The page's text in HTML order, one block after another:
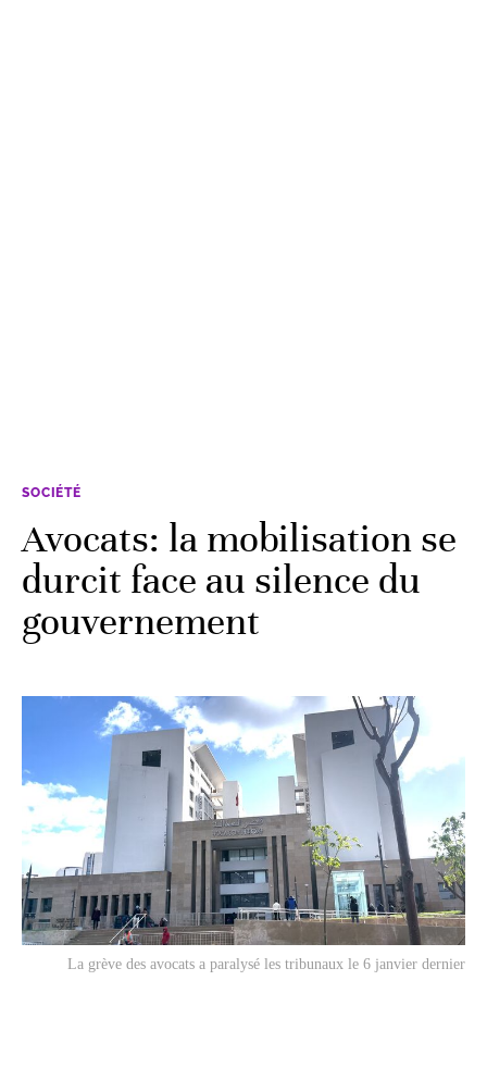
SOCIÉTÉ
Avocats: la mobilisation se
durcit face au silence du
gouvernement
La grève des avocats a paralysé les tribunaux le 6 janvier dernier